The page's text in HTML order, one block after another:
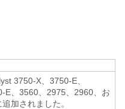
3750-X、3750-E、
E、3560、2975、2960、お
加されました。